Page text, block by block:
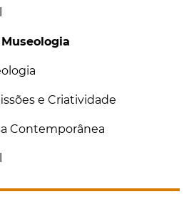
e Criatividade
Contemporânea